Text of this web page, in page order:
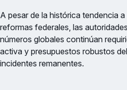
A pesar de la histórica tendencia
reformas federales, las
números globales continúan
activa y presupuestos robustos
incidentes remanentes.